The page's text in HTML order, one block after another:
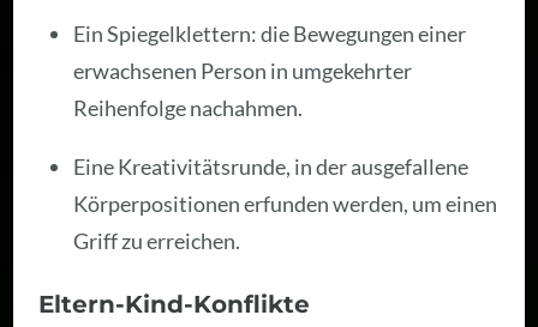
Ein Spiegelklettern: die Bewegungen einer
erwachsenen Person in umgekehrter
Reihenfolge nachahmen.
Eine Kreativitätsrunde, in der ausgefallene
Körperpositionen erfunden werden, um einen
Griff zu erreichen.
Eltern-Kind-Konflikte